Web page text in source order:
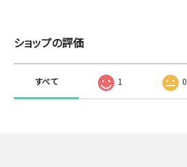
ショップの評価
すべて 1 0